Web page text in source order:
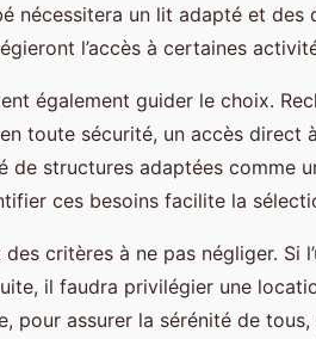
nécessitera un lit adapté et
l’accès à certaines
également guider le choix.
toute sécurité, un accès direct
de structures adaptées comme
ces besoins facilite la
critères à ne pas négliger. Si
il faudra privilégier une
pour assurer la sérénité de